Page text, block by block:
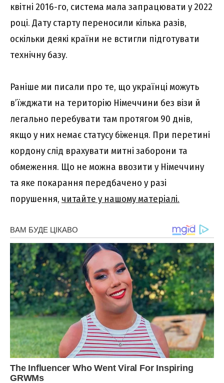
квітні 2016-го, система мала запрацювати у 2022
році. Дату старту переносили кілька разів,
оскільки деякі країни не встигли підготувати
технічну базу.
Раніше ми писали про те, що українці можуть
в’їжджати на територію Німеччини без візи й
легально перебувати там протягом 90 днів,
якщо у них немає статусу біженця. При перетині
кордону слід врахувати митні заборони та
обмеження. Що не можна ввозити у Німеччину
та яке покарання передбачено у разі
порушення, читайте у нашому матеріалі.